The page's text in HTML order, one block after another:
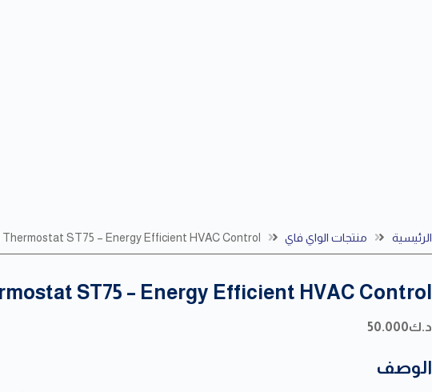
الرئيسية منتجات الواي فاي Thermostat ST75 – Energy Efficient HVAC Control
ST75 – Energy Efficient HVAC Control
د.ك50.000
الوصف